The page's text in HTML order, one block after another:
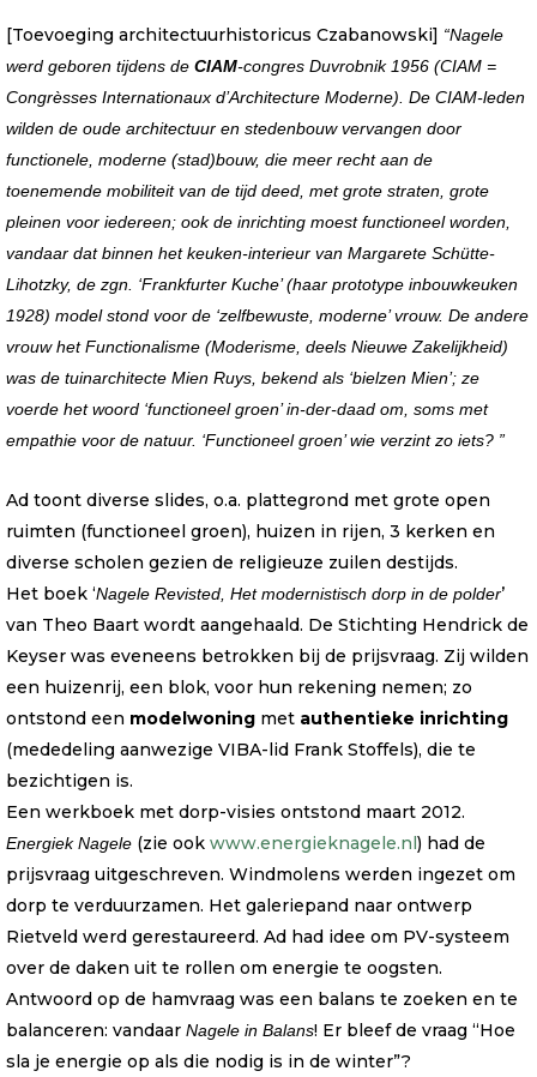
[Toevoeging architectuurhistoricus Czabanowski] “Nagele
werd geboren tijdens de CIAM-congres Duvrobnik 1956 (CIAM =
Congrèsses Internationaux d’Architecture Moderne). De CIAM-leden
wilden de oude architectuur en stedenbouw vervangen door
functionele, moderne (stad)bouw, die meer recht aan de
toenemende mobiliteit van de tijd deed, met grote straten, grote
pleinen voor iedereen; ook de inrichting moest functioneel worden,
vandaar dat binnen het keuken-interieur van Margarete Schütte-
Lihotzky, de zgn. ‘Frankfurter Kuche’ (haar prototype inbouwkeuken
1928) model stond voor de ‘zelfbewuste, moderne’ vrouw. De andere
vrouw het Functionalisme (Moderisme, deels Nieuwe Zakelijkheid)
was de tuinarchitecte Mien Ruys, bekend als ‘bielzen Mien’; ze
voerde het woord ‘functioneel groen’ in-der-daad om, soms met
empathie voor de natuur. ‘Functioneel groen’ wie verzint zo iets? ”
Ad toont diverse slides, o.a. plattegrond met grote open
ruimten (functioneel groen), huizen in rijen, 3 kerken en
diverse scholen gezien de religieuze zuilen destijds.
Het boek ‘Nagele Revisted, Het modernistisch dorp in de polder’
van Theo Baart wordt aangehaald. De Stichting Hendrick de
Keyser was eveneens betrokken bij de prijsvraag. Zij wilden
een huizenrij, een blok, voor hun rekening nemen; zo
ontstond een modelwoning met authentieke inrichting
(mededeling aanwezige VIBA-lid Frank Stoffels), die te
bezichtigen is.
Een werkboek met dorp-visies ontstond maart 2012.
Energiek Nagele (zie ook www.energieknagele.nl) had de
prijsvraag uitgeschreven. Windmolens werden ingezet om
dorp te verduurzamen. Het galeriepand naar ontwerp
Rietveld werd gerestaureerd. Ad had idee om PV-systeem
over de daken uit te rollen om energie te oogsten.
Antwoord op de hamvraag was een balans te zoeken en te
balanceren: vandaar Nagele in Balans! Er bleef de vraag “Hoe
sla je energie op als die nodig is in de winter”?